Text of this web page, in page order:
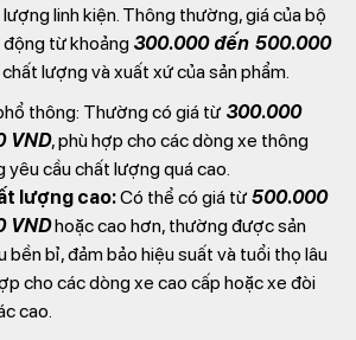
linh kiện. Thông thường, giá của bộ
từ khoảng 300.000 đến 500.000
lượng và xuất xứ của sản phẩm.
thông: Thường có giá từ 300.000
VND, phù hợp cho các dòng xe thông
yêu cầu chất lượng quá cao.
lượng cao:Có thể có giá từ 500.000
VNDhoặc cao hơn, thường được sản
bền bỉ, đảm bảo hiệu suất và tuổi thọ lâu
cho các dòng xe cao cấp hoặc xe đòi
cao.